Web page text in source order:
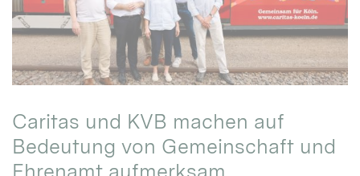
Caritas und KVB machen auf
Bedeutung von Gemeinschaft und